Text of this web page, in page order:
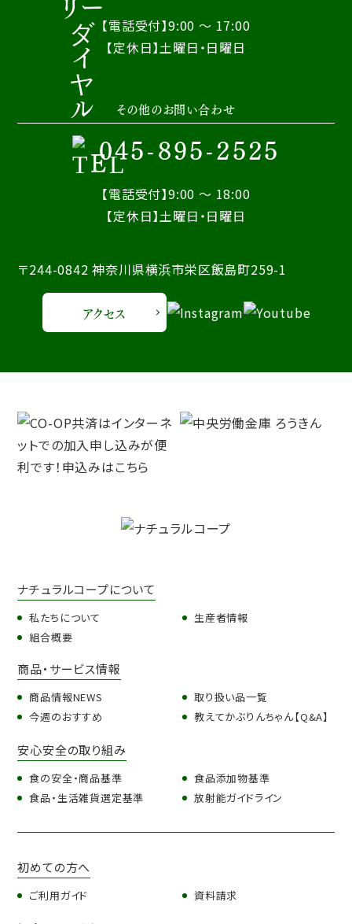
【電話受付】9:00 ～ 17:00
【定休日】土曜日・日曜日
その他のお問い合わせ
045-895-2525
【電話受付】9:00 ～ 18:00
【定休日】土曜日・日曜日
〒244-0842 神奈川県横浜市栄区飯島町259-1
アクセス
ナチュラルコープについて
私たちについて
組合概要
生産者情報
商品・サービス情報
商品情報NEWS
今週のおすすめ
取り扱い品一覧
教えてかぶりんちゃん【Q&A】
安心安全の取り組み
食の安全・商品基準
食品・生活雑貨選定基準
食品添加物基準
放射能ガイドライン
初めての方へ
ご利用ガイド 資料請求